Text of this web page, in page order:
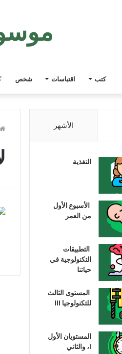
كتب اقتباسات شخص
الأشهر
التغذية
الأسبوع الأول
من العمر
التطبيقات
التكنولوجية في
حياتنا
المستوى الثالث
للتكنولوجيا III
المستويان الأول
I، والثاني